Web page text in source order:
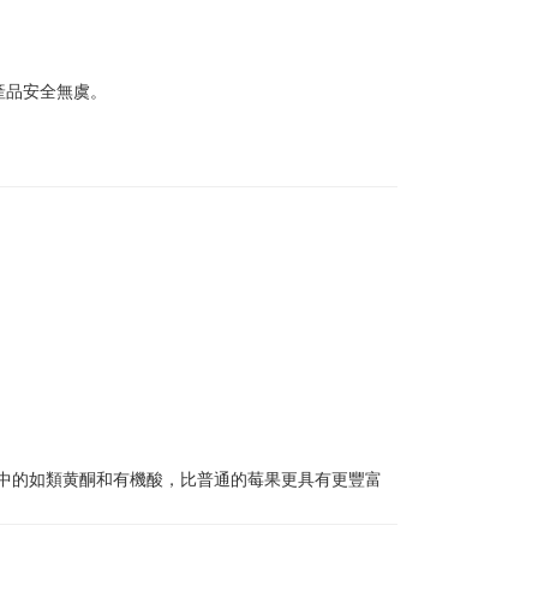
安全無虞。
的如類黄酮和有機酸，比普通的莓果更具有更豐富